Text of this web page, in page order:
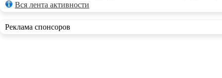
Вся лента активности
Реклама спонсоров